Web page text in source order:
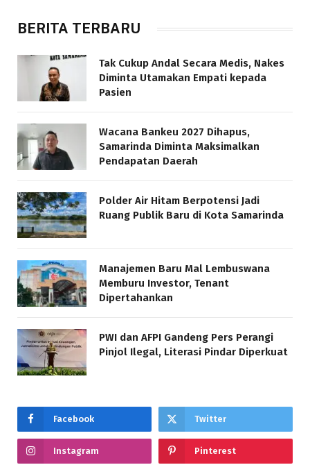
BERITA TERBARU
Tak Cukup Andal Secara Medis, Nakes
Diminta Utamakan Empati kepada
Pasien
Wacana Bankeu 2027 Dihapus,
Samarinda Diminta Maksimalkan
Pendapatan Daerah
Polder Air Hitam Berpotensi Jadi
Ruang Publik Baru di Kota Samarinda
Manajemen Baru Mal Lembuswana
Memburu Investor, Tenant
Dipertahankan
PWI dan AFPI Gandeng Pers Perangi
Pinjol Ilegal, Literasi Pindar Diperkuat
Facebook Twitter
Instagram Pinterest